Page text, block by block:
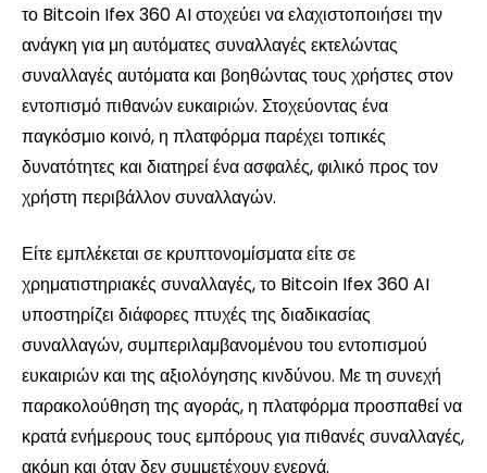
το Bitcoin Ifex 360 AI στοχεύει να ελαχιστοποιήσει την
ανάγκη για μη αυτόματες συναλλαγές εκτελώντας
συναλλαγές αυτόματα και βοηθώντας τους χρήστες στον
εντοπισμό πιθανών ευκαιριών. Στοχεύοντας ένα
παγκόσμιο κοινό, η πλατφόρμα παρέχει τοπικές
δυνατότητες και διατηρεί ένα ασφαλές, φιλικό προς τον
χρήστη περιβάλλον συναλλαγών.
Είτε εμπλέκεται σε κρυπτονομίσματα είτε σε
χρηματιστηριακές συναλλαγές, το Bitcoin Ifex 360 AI
υποστηρίζει διάφορες πτυχές της διαδικασίας
συναλλαγών, συμπεριλαμβανομένου του εντοπισμού
ευκαιριών και της αξιολόγησης κινδύνου. Με τη συνεχή
παρακολούθηση της αγοράς, η πλατφόρμα προσπαθεί να
κρατά ενήμερους τους εμπόρους για πιθανές συναλλαγές,
ακόμη και όταν δεν συμμετέχουν ενεργά.